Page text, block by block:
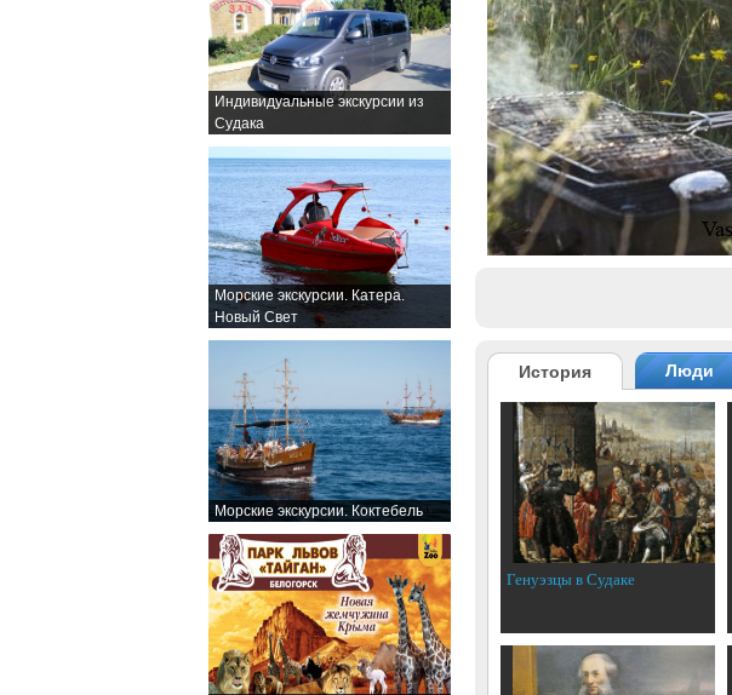
Индивидуальные экскурсии из
Судака
Морские экскурсии. Катера.
Новый Свет
Морские экскурсии. Коктебель
История Люди
Генуэзцы в Судаке